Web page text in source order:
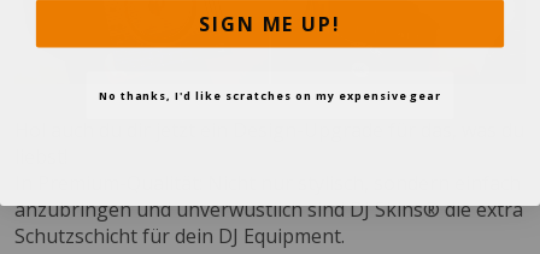
anzubringen und unverwüstlich sind DJ Skins® die extra
Schutzschicht für dein DJ Equipment.
SIGN ME UP!
No thanks, I'd like scratches on my expensive gear